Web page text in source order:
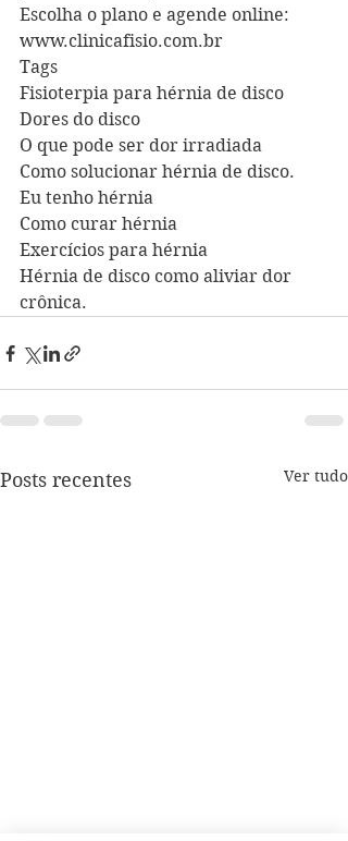
Escolha o plano e agende online:
www.clinicafisio.com.br
Tags
Fisioterpia para hérnia de disco
Dores do disco
O que pode ser dor irradiada
Como solucionar hérnia de disco.
Eu tenho hérnia
Como curar hérnia
Exercícios para hérnia
Hérnia de disco como aliviar dor
crônica.
Posts recentes Ver tudo